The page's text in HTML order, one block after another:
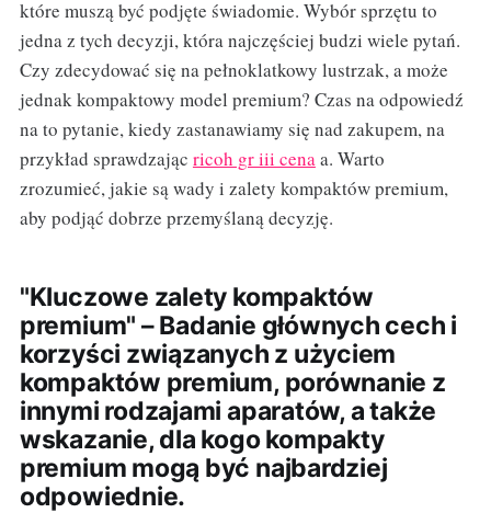
które muszą być podjęte świadomie. Wybór sprzętu to
jedna z tych decyzji, która najczęściej budzi wiele pytań.
Czy zdecydować się na pełnoklatkowy lustrzak, a może
jednak kompaktowy model premium? Czas na odpowiedź
na to pytanie, kiedy zastanawiamy się nad zakupem, na
przykład sprawdzając ricoh gr iii cenaa. Warto
zrozumieć, jakie są wady i zalety kompaktów premium,
aby podjąć dobrze przemyślaną decyzję.
"Kluczowe zalety kompaktów
premium" – Badanie głównych cech i
korzyści związanych z użyciem
kompaktów premium, porównanie z
innymi rodzajami aparatów, a także
wskazanie, dla kogo kompakty
premium mogą być najbardziej
odpowiednie.